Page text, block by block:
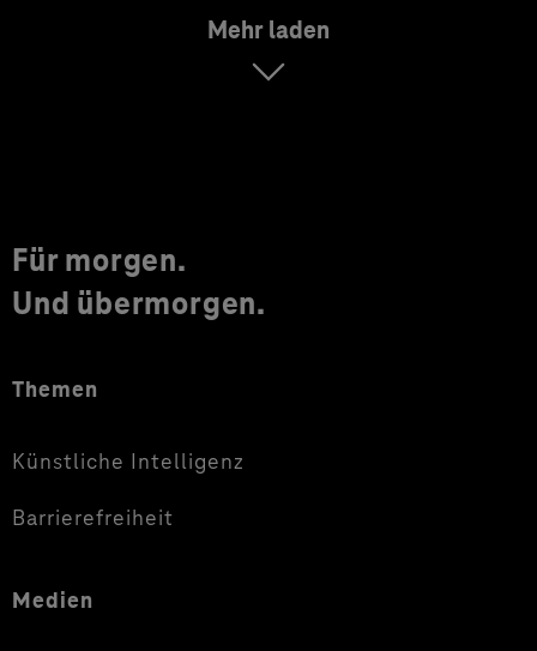
Mehr laden
Für morgen.
Und übermorgen.
Themen
Künstliche Intelligenz
Barrierefreiheit
Medien